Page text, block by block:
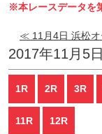
※本レースデータを
≪ 11月4日 浜松オ
2017年11月5
1R 2R 3R
11R 12R